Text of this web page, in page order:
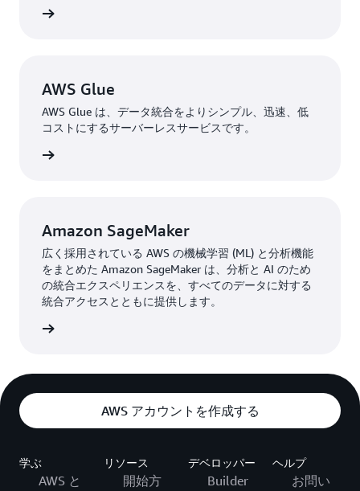
AWS Glue
AWS Glue は、データ統合をよりシンプル、迅速、低
コストにするサーバーレスサービスです。
Amazon SageMaker
広く採用されている AWS の機械学習 (ML) と分析機能
をまとめた Amazon SageMaker は、分析と AI のため
の統合エクスペリエンスを、すべてのデータに対する
統合アクセスとともに提供します。
AWS アカウントを作成する
学ぶ
AWS と
リソース
開始方
デベロッパー
Builder
ヘルプ
お問い